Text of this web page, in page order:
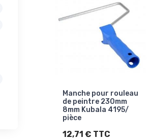
Manche pour rouleau
de peintre 230mm
8mm Kubala 4195/
pièce
12,71 € TTC